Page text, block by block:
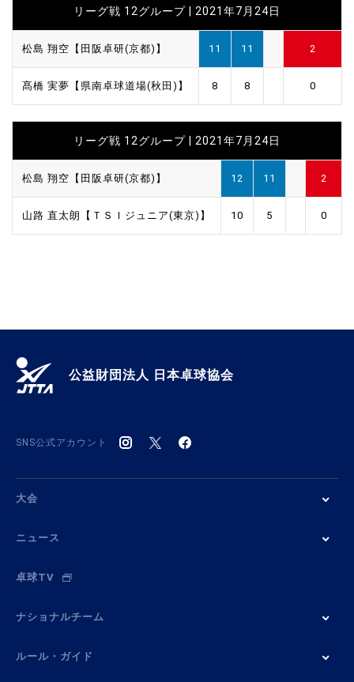
リーグ戦 12グループ | 2021年7月24日
松島 翔空【田阪卓研(京都)】 11 11 2
髙橋 実夢【県南卓球道場(秋田)】 8 8 0
リーグ戦 12グループ | 2021年7月24日
松島 翔空【田阪卓研(京都)】 12 11 2
山路 直太朗【ＴＳＩジュニア(東京)】 10 5 0
公益財団法人 日本卓球協会
SNS公式アカウント
大会
ニュース
卓球TV
ナショナルチーム
ルール・ガイド